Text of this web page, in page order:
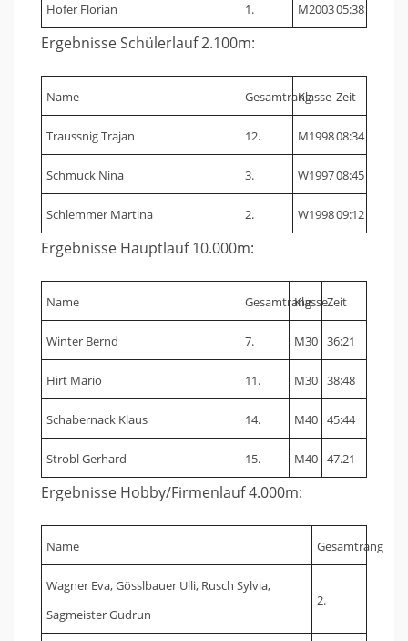
Hofer Florian 1. M200305:38
Ergebnisse Schülerlauf 2.100m:
Name GesamtrangKlasse Zeit
Traussnig Trajan 12. M199808:34
Schmuck Nina 3. W199708:45
Schlemmer Martina 2. W199809:12
Ergebnisse Hauptlauf 10.000m:
Name GesamtrangKlasseZeit
Winter Bernd 7. M30 36:21
Hirt Mario 11. M30 38:48
Schabernack Klaus 14. M40 45:44
Strobl Gerhard 15. M40 47.21
Ergebnisse Hobby/Firmenlauf 4.000m:
Name Gesamtrang
Wagner Eva, Gösslbauer Ulli, Rusch Sylvia,
Sagmeister Gudrun
2.